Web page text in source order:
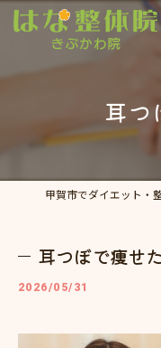
耳つ
耳つぼで痩せ
2026/05/31